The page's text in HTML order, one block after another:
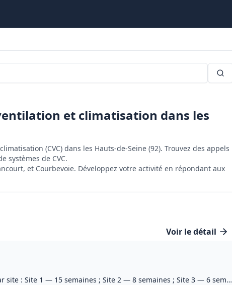
et climatisation dans les
(CVC) dans les Hauts-de-Seine (92). Trouvez des appels
systèmes de CVC.
et Courbevoie. Développez votre activité en répondant aux
Voir le détail
6 mois pour l'ensemble des travaux; délais spécifiques par site : Site 1 — 15 semaines ; Site 2 — 8 semaines ; Site 3 — 6 semaines ; Site 4 — 6 semaines (dont 5 jours ouvrés d’intervention sur site) ; Site 5 — 6 semaines (dont 5 jours ouvrés d’intervention sur site). Garanties : parfait achèvement 12 mois, bon fonctionnement 2 ans, assurance décennale requise.